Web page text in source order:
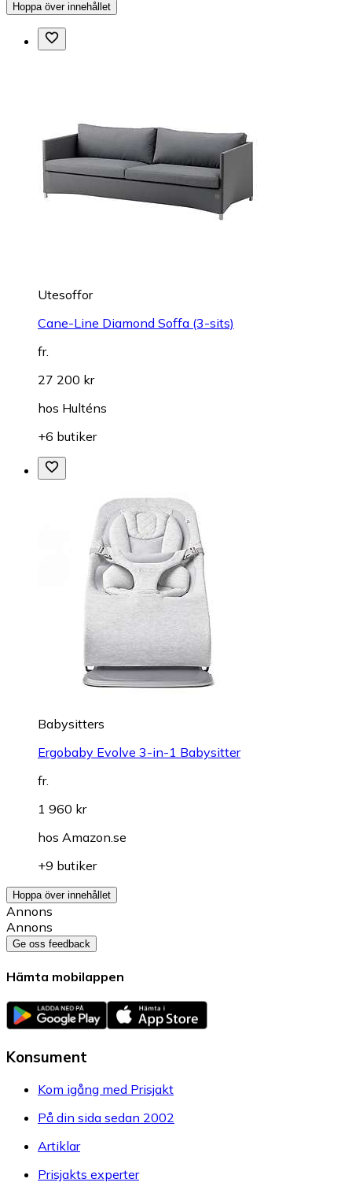
Hoppa över innehållet
Utesoffor
Cane-Line Diamond Soffa (3-sits)
fr.
27 200 kr
hos Hulténs
+6 butiker
Babysitters
Ergobaby Evolve 3-in-1 Babysitter
fr.
1 960 kr
hos Amazon.se
+9 butiker
Hoppa över innehållet
Annons
Annons
Ge oss feedback
Hämta mobilappen
Konsument
Kom igång med Prisjakt
På din sida sedan 2002
Artiklar
Prisjakts experter